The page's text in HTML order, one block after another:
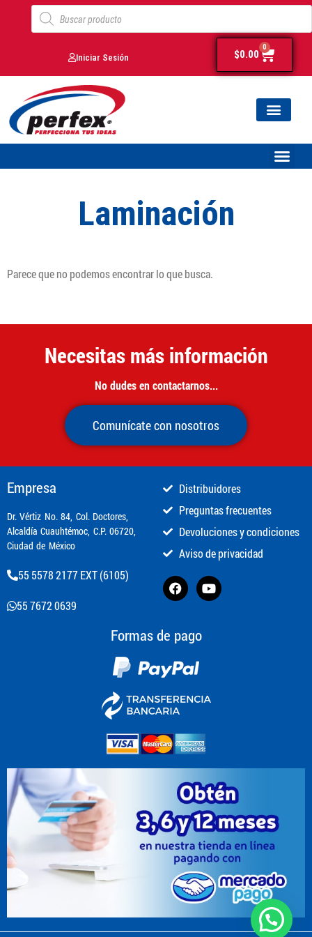
Iniciar Sesión $0.00
0
Laminación
Parece que no podemos encontrar lo que busca.
Necesitas más información
No dudes en contactarnos...
Comunícate con nosotros
Empresa
​Dr. Vértiz No. 84, Col. Doctores,
Alcaldía Cuauhtémoc, C.P. 06720,
Ciudad de México
55 5578 2177 EXT (6105)
55 7672 0639
Distribuidores
Preguntas frecuentes
Devoluciones y condiciones
Aviso de privacidad
Formas de pago